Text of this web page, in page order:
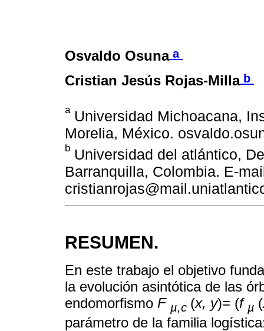
Osvaldo Osuna a
Cristian Jesús Rojas-Milla b
aUniversidad Michoacana,
Morelia, México.
b Universidad del atlántico,
Barranquilla, Colombia. E-
RESUMEN.
En este trabajo el objetivo
la evolución asintótica de las
endomorfismo F µ,c (x, y)= (f µ (
parámetro de la familia